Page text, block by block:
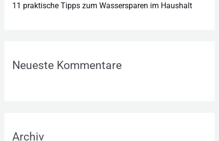
11 praktische Tipps zum Wassersparen im Haushalt
Neueste Kommentare
Archiv